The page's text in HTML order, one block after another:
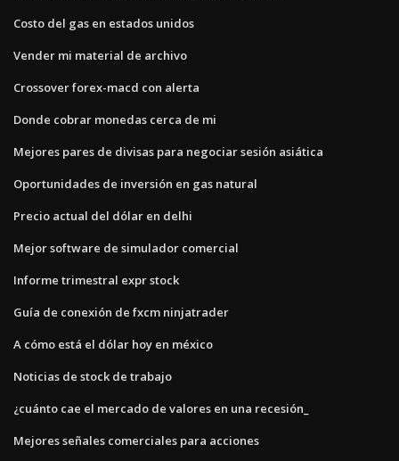
Costo del gas en estados unidos
Vender mi material de archivo
Crossover forex-macd con alerta
Donde cobrar monedas cerca de mi
Mejores pares de divisas para negociar sesión asiática
Oportunidades de inversión en gas natural
Precio actual del dólar en delhi
Mejor software de simulador comercial
Informe trimestral expr stock
Guía de conexión de fxcm ninjatrader
A cómo está el dólar hoy en méxico
Noticias de stock de trabajo
¿cuánto cae el mercado de valores en una recesión_
Mejores señales comerciales para acciones